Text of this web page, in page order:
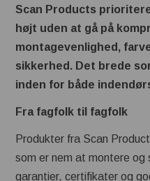
Scan Products
højt uden at gå på
montagevenlighed,
sikkerhed. Det brede
inden for både
Fra fagfolk til fagfolk
Produkter fra Scan
som er nem at montere og
garantier, certifikater og